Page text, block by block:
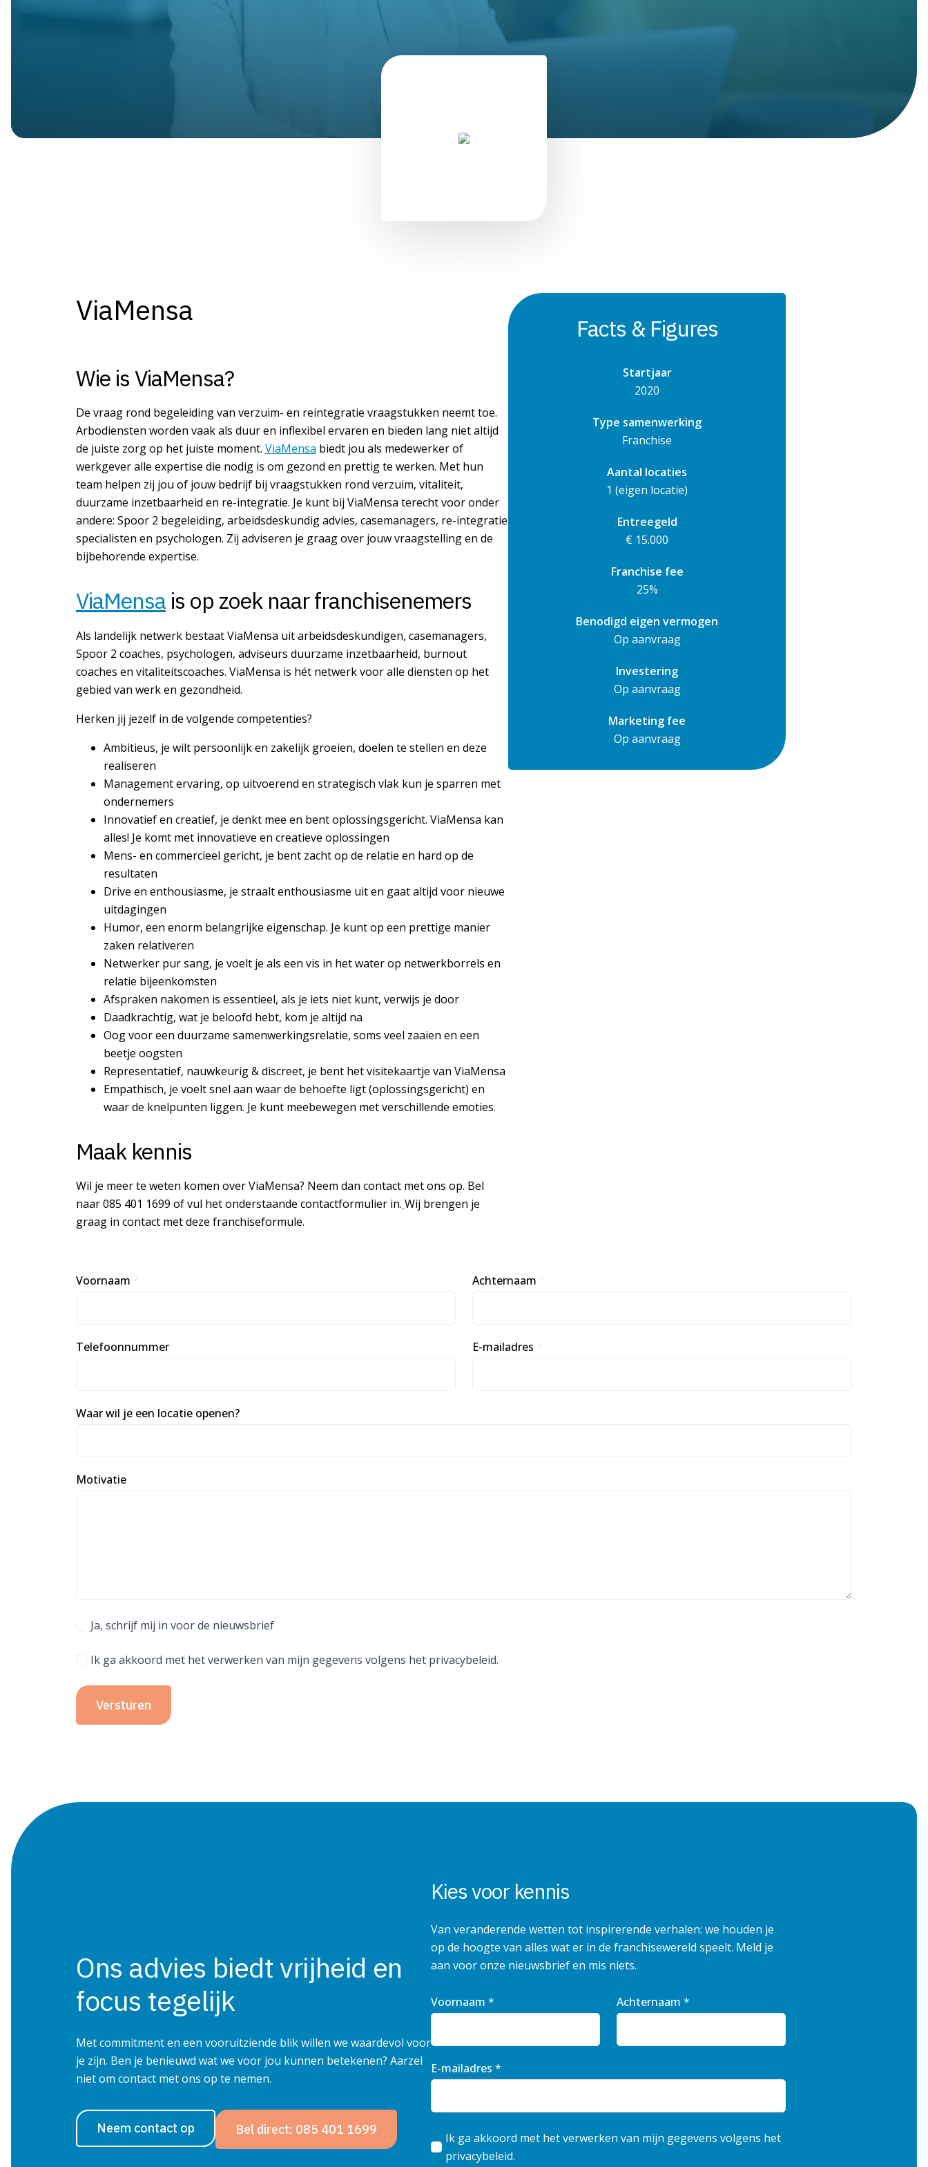
ViaMensa
Wie is ViaMensa?
De vraag rond begeleiding van verzuim- en reintegratie vraagstukken neemt toe.
Arbodiensten worden vaak als duur en inflexibel ervaren en bieden lang niet altijd
de juiste zorg op het juiste moment. ViaMensa biedt jou als medewerker of
werkgever alle expertise die nodig is om gezond en prettig te werken. Met hun
team helpen zij jou of jouw bedrijf bij vraagstukken rond verzuim, vitaliteit,
duurzame inzetbaarheid en re-integratie. Je kunt bij ViaMensa terecht voor onder
andere: Spoor 2 begeleiding, arbeidsdeskundig advies, casemanagers, re-integratie
specialisten en psychologen. Zij adviseren je graag over jouw vraagstelling en de
bijbehorende expertise.
ViaMensa is op zoek naar franchisenemers
Als landelijk netwerk bestaat ViaMensa uit arbeidsdeskundigen, casemanagers,
Spoor 2 coaches, psychologen, adviseurs duurzame inzetbaarheid, burnout
coaches en vitaliteitscoaches. ViaMensa is hét netwerk voor alle diensten op het
gebied van werk en gezondheid.
Herken jij jezelf in de volgende competenties?
Ambitieus, je wilt persoonlijk en zakelijk groeien, doelen te stellen en deze
realiseren
Management ervaring, op uitvoerend en strategisch vlak kun je sparren met
ondernemers
Innovatief en creatief, je denkt mee en bent oplossingsgericht. ViaMensa kan
alles! Je komt met innovatieve en creatieve oplossingen
Mens- en commercieel gericht, je bent zacht op de relatie en hard op de
resultaten
Drive en enthousiasme, je straalt enthousiasme uit en gaat altijd voor nieuwe
uitdagingen
Humor, een enorm belangrijke eigenschap. Je kunt op een prettige manier
zaken relativeren
Netwerker pur sang, je voelt je als een vis in het water op netwerkborrels en
relatie bijeenkomsten
Afspraken nakomen is essentieel, als je iets niet kunt, verwijs je door
Daadkrachtig, wat je beloofd hebt, kom je altijd na
Oog voor een duurzame samenwerkingsrelatie, soms veel zaaien en een
beetje oogsten
Representatief, nauwkeurig & discreet, je bent het visitekaartje van ViaMensa
Empathisch, je voelt snel aan waar de behoefte ligt (oplossingsgericht) en
waar de knelpunten liggen. Je kunt meebewegen met verschillende emoties.
Maak kennis
Wil je meer te weten komen over ViaMensa? Neem dan contact met ons op. Bel
naar 085 401 1699 of vul het onderstaande contactformulier in. Wij brengen je
graag in contact met deze franchiseformule.
Facts & Figures
Startjaar
2020
Type samenwerking
Franchise
Aantal locaties
1 (eigen locatie)
Entreegeld
€ 15.000
Franchise fee
25%
Benodigd eigen vermogen
Op aanvraag
Investering
Op aanvraag
Marketing fee
Op aanvraag
Voornaam Achternaam
Telefoonnummer E-mailadres
Waar wil je een locatie openen?
Motivatie
Ja, schrijf mij in voor de nieuwsbrief
Ik ga akkoord met het verwerken van mijn gegevens volgens het privacybeleid.
Versturen
Ons advies biedt vrijheid en
focus tegelijk
Met commitment en een vooruitziende blik willen we waardevol voor
je zijn. Ben je benieuwd wat we voor jou kunnen betekenen? Aarzel
niet om contact met ons op te nemen.
Neem contact op Bel direct: 085 401 1699
Kies voor kennis
Van veranderende wetten tot inspirerende verhalen: we houden je
op de hoogte van alles wat er in de franchisewereld speelt. Meld je
aan voor onze nieuwsbrief en mis niets.
Voornaam * Achternaam *
E-mailadres *
Ik ga akkoord met het verwerken van mijn gegevens volgens het
privacybeleid.